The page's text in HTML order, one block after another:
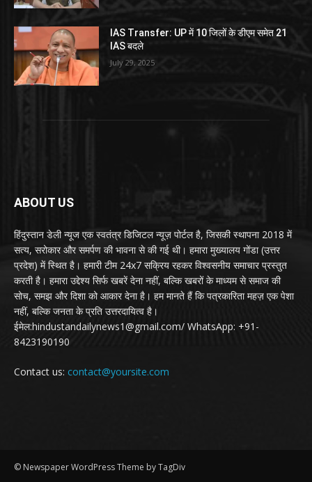
IAS Transfer: UP में 10 जिलों के डीएम समेत 21
IAS बदले
July 29, 2025
ABOUT US
हिंदुस्तान डेली न्यूज एक स्वतंत्र डिजिटल न्यूज़ पोर्टल है, जिसकी स्थापना 2018 में
सत्य, सरोकार और समर्पण की भावना से की गई थी। हमारा मुख्यालय गोंडा (उत्तर
प्रदेश) में स्थित है। हमारी टीम 24x7 सक्रिय रहकर विश्वसनीय समाचार प्रस्तुत
करती है। हमारा उद्देश्य सिर्फ खबरें देना नहीं, बल्कि खबरों के माध्यम से समाज की
सोच, समझ और दिशा को आकार देना है। हम मानते हैं कि पत्रकारिता महज़ एक पेशा
नहीं, बल्कि जनता के प्रति उत्तरदायित्व है।
ईमेल:hindustandailynews1@gmail.com/ WhatsApp: +91-
8423190190
Contact us: contact@yoursite.com
© Newspaper WordPress Theme by TagDiv